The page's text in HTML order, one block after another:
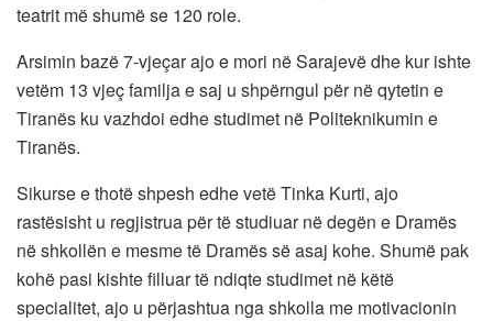
teatrit më shumë se 120 role.
Arsimin bazë 7-vjeçar ajo e mori në Sarajevë dhe kur ishte
vetëm 13 vjeç familja e saj u shpërngul për në qytetin e
Tiranës ku vazhdoi edhe studimet në Politeknikumin e
Tiranës.
Sikurse e thotë shpesh edhe vetë Tinka Kurti, ajo
rastësisht u regjistrua për të studiuar në degën e Dramës
në shkollën e mesme të Dramës së asaj kohe. Shumë pak
kohë pasi kishte filluar të ndiqte studimet në këtë
specialitet, ajo u përjashtua nga shkolla me motivacionin